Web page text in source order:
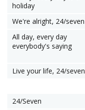
holiday
We're alright, 24/seven
All day, every day
everybody's saying
Live your life, 24/seven
24/Seven